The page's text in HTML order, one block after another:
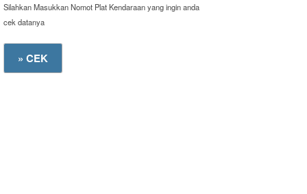
Silahkan Masukkan Nomot Plat Kendaraan yang ingin anda
cek datanya